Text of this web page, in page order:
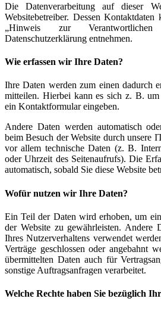
Die Datenverarbeitung auf dieser
Websitebetreiber. Dessen
„Hinweis zur
Datenschutzerklärung entnehmen.
Wie erfassen wir Ihre Daten?
Ihre Daten werden zum einen dadurch
mitteilen. Hierbei kann es sich z. B.
ein Kontaktformular eingeben.
Andere Daten werden automatisch
beim Besuch der Website durch unsere
vor allem technische Daten (z. B.
oder Uhrzeit des Seitenaufrufs). Die
automatisch, sobald Sie diese Website
Wofür nutzen wir Ihre Daten?
Ein Teil der Daten wird erhoben, um
der Website zu gewährleisten. Andere
Ihres Nutzerverhaltens verwendet
Verträge geschlossen oder angebahnt
übermittelten Daten auch für
sonstige Auftragsanfragen verarbeitet.
Welche Rechte haben Sie bezüglich